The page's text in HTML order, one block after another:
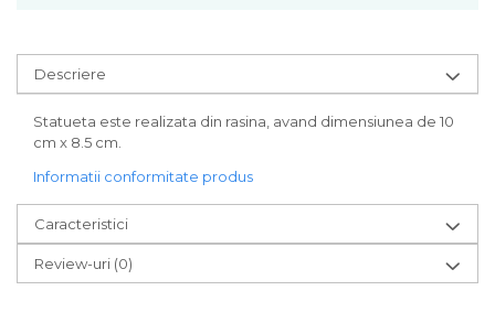
Descriere
Statueta este realizata din rasina, avand dimensiunea de 10
cm x 8.5 cm.
Informatii conformitate produs
Caracteristici
Review-uri (0)